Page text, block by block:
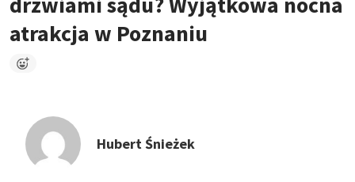
atrakcja w Poznaniu
Hubert Śnieżek